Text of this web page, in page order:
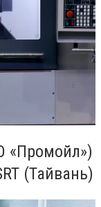
«Промойл»)
(Тайвань)